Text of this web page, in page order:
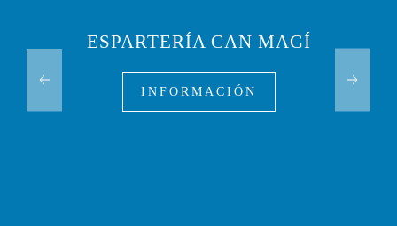
ESPARTERÍA CAN MAGÍ
INFORMACIÓN